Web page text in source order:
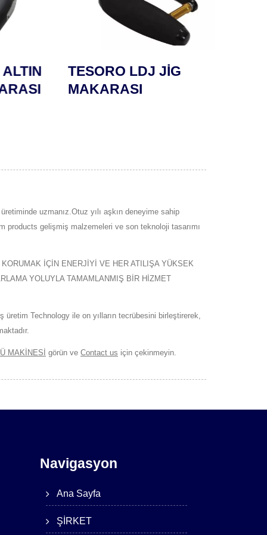
TESORO LDJ JİG
MAKARASI
uzmanız.Otuz yılı aşkın deneyime sahip
products gelişmiş malzemeleri ve son teknoloji tasarımı
İÇİN ENERJİYİ VE HER ATILIŞA YÜKSEK
YOLUYLA TAMAMLANMIŞ BİR HİZMET
Technology ile on yılların tecrübesini birleştirerek,
MAKİNESİ görün ve Contact us için çekinmeyin.
Navigasyon
Ana Sayfa
ŞİRKET